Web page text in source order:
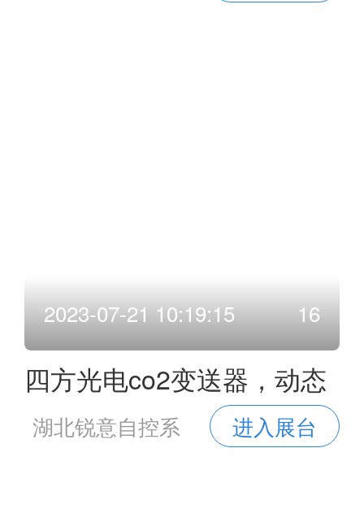
2023-07-21 10:19:15 16
四方光电co2变送器，动态
监测室内空气质量，营造健
康舒适工作生活环境
湖北锐意自控系
进入展台